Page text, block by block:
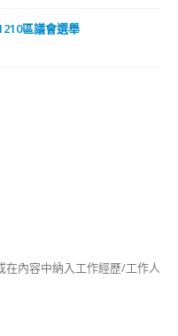
區議會選舉
內容中納入工作經歷/工作人